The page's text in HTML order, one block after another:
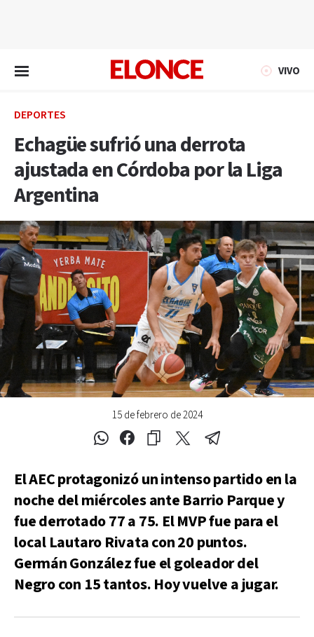
VIVO
DEPORTES
Echagüe sufrió una derrota
ajustada en Córdoba por la Liga
Argentina
15 de febrero de 2024
El AEC protagonizó un intenso partido en la
noche del miércoles ante Barrio Parque y
fue derrotado 77 a 75. El MVP fue para el
local Lautaro Rivata con 20 puntos.
Germán González fue el goleador del
Negro con 15 tantos. Hoy vuelve a jugar.